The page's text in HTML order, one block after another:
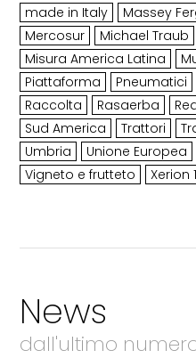
made in Italy
Massey
Mercosur
Michael Traub
Misura America Latina
Piattaforma
Pneumatici
Raccolta
Rasaerba
Sud America
Trattori
Umbria
Unione Europea
Vigneto e frutteto
Xerion
News
dall'ultimo